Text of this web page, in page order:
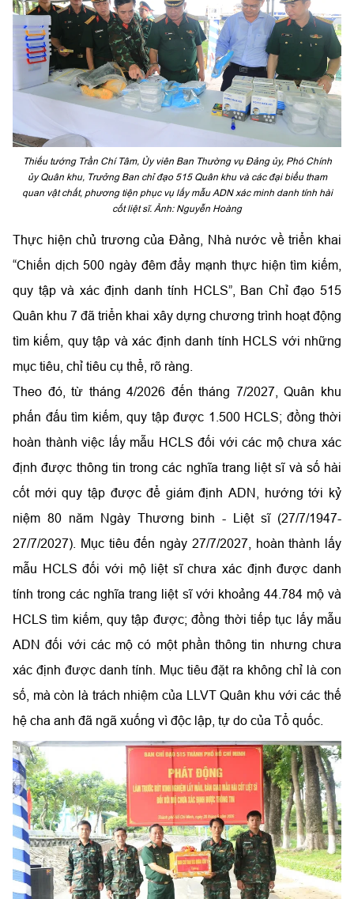
Thiếu tướng Trần Chí Tâm, Ủy viên Ban Thường vụ Đảng ủy, Phó Chính
ủy Quân khu, Trưởng Ban chỉ đạo 515 Quân khu và các đại biểu tham
quan vật chất, phương tiện phục vụ lấy mẫu ADN xác minh danh tính hài
cốt liệt sĩ. Ảnh: Nguyễn Hoàng
Thực hiện chủ trương của Đảng, Nhà nước về triển khai
“Chiến dịch 500 ngày đêm đẩy mạnh thực hiện tìm kiếm,
quy tập và xác định danh tính HCLS”, Ban Chỉ đạo 515
Quân khu 7 đã triển khai xây dựng chương trình hoạt động
tìm kiếm, quy tập và xác định danh tính HCLS với những
mục tiêu, chỉ tiêu cụ thể, rõ ràng.
Theo đó, từ tháng 4/2026 đến tháng 7/2027, Quân khu
phấn đấu tìm kiếm, quy tập được 1.500 HCLS; đồng thời
hoàn thành việc lấy mẫu HCLS đối với các mộ chưa xác
định được thông tin trong các nghĩa trang liệt sĩ và số hài
cốt mới quy tập được để giám định ADN, hướng tới kỷ
niệm 80 năm Ngày Thương binh - Liệt sĩ (27/7/1947-
27/7/2027). Mục tiêu đến ngày 27/7/2027, hoàn thành lấy
mẫu HCLS đối với mộ liệt sĩ chưa xác định được danh
tính trong các nghĩa trang liệt sĩ với khoảng 44.784 mộ và
HCLS tìm kiếm, quy tập được; đồng thời tiếp tục lấy mẫu
ADN đối với các mộ có một phần thông tin nhưng chưa
xác định được danh tính. Mục tiêu đặt ra không chỉ là con
số, mà còn là trách nhiệm của LLVT Quân khu với các thế
hệ cha anh đã ngã xuống vì độc lập, tự do của Tổ quốc.